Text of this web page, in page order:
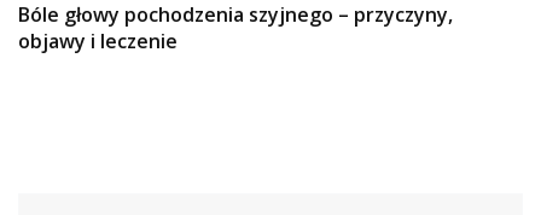
Bóle głowy pochodzenia szyjnego – przyczyny,
objawy i leczenie